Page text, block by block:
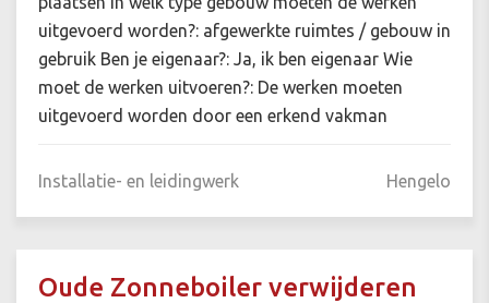
uitgevoerd worden?: afgewerkte ruimtes / gebouw in
gebruik Ben je eigenaar?: Ja, ik ben eigenaar Wie
moet de werken uitvoeren?: De werken moeten
uitgevoerd worden door een erkend vakman
Installatie- en leidingwerk Hengelo
Oude Zonneboiler verwijderen